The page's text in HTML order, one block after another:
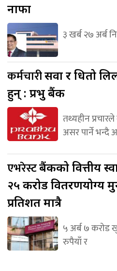
नाफा
३ खर्ब २७ अर्ब
कर्मचारीसरुवा र धितो
हुन् : प्रभु बैंक
तथ्यहीन
असर पार्ने भन्दै
एभरेस्टबैंकको वित्तीय
२५ करोड वितरणयोग्य
प्रतिशत मात्रै
५ अर्ब ७ करोड
रुपैयाँ र